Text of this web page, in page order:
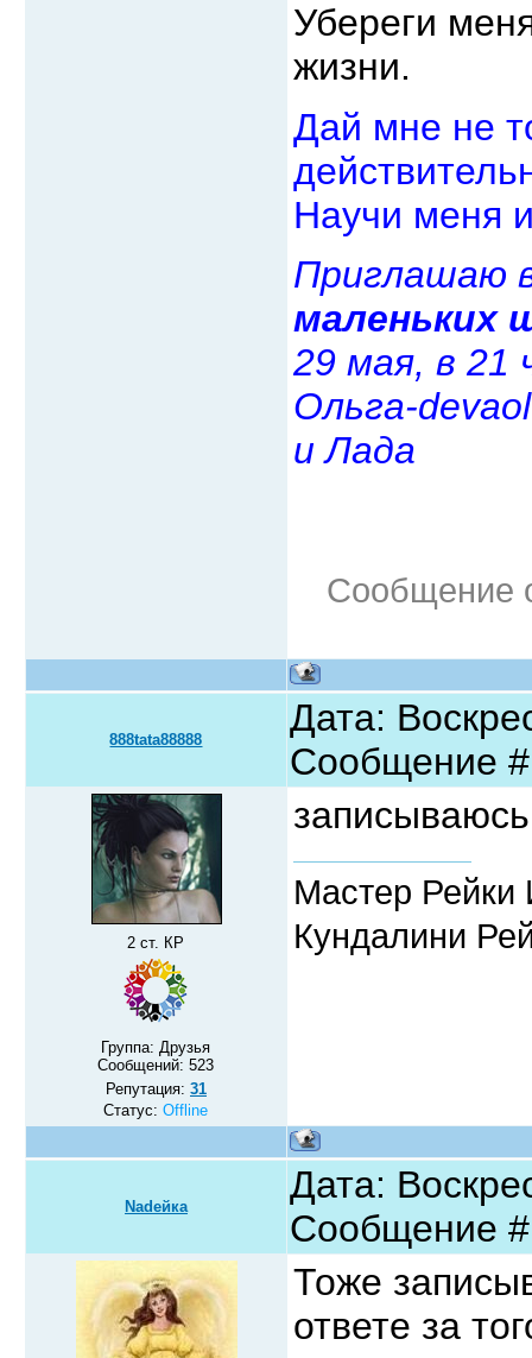
Убереги
жизни.
Дай мне не
Научи меня
Приглашаю
маленьких
29 мая, в 21
Ольга-devaol
и Лада
Сообщение
888tata88888
Дата:
Сообщение
2 ст. КР
Группа: Друзья
Сообщений:523
Репутация: 31
Статус:Offline
записываюсь
Мастер Рейки
Кундалини
Nadeйка
Дата:
Сообщение
Тоже
ответе за